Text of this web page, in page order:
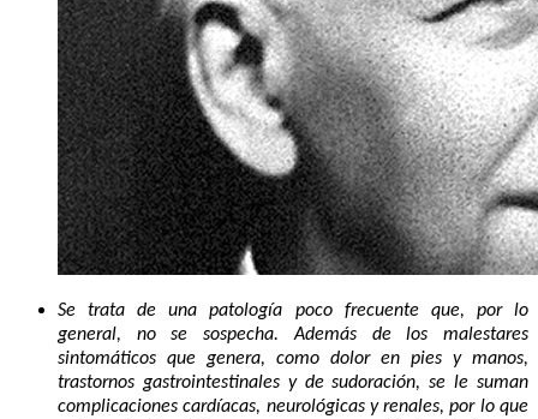
Se trata de una patología poco frecuente que, por lo
general, no se sospecha. Además de los malestares
sintomáticos que genera, como dolor en pies y manos,
trastornos gastrointestinales y de sudoración, se le suman
complicaciones cardíacas, neurológicas y renales, por lo que